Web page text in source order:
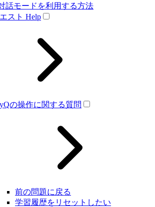
話モードを利用する方法
スト Help
の操作に関する質問
前の問題に戻る
学習履歴をリセットしたい